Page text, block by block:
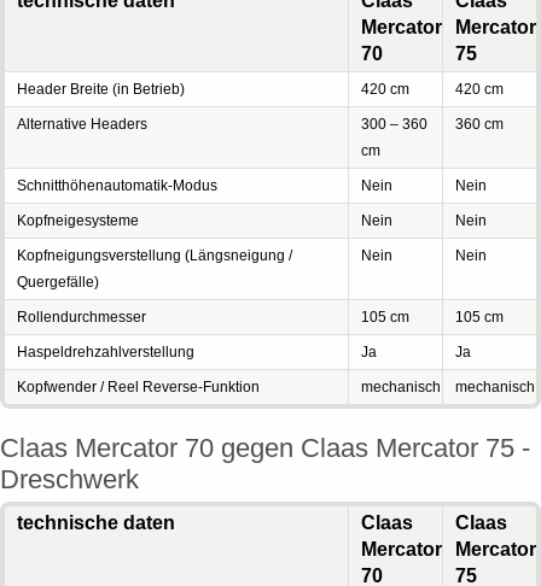
Mercator
70
Mercator
75
Header Breite (in Betrieb) 420 cm 420 cm
Alternative Headers
300 – 360
cm
360 cm
Schnitthöhenautomatik-Modus Nein Nein
Kopfneigesysteme Nein Nein
Kopfneigungsverstellung (Längsneigung /
Quergefälle)
Nein Nein
Rollendurchmesser 105 cm 105 cm
Haspeldrehzahlverstellung Ja Ja
Kopfwender / Reel Reverse-Funktion mechanisch mechanisch
Claas Mercator 70 gegen Claas Mercator 75 -
Dreschwerk
technische daten
Claas
Mercator
70
Claas
Mercator
75